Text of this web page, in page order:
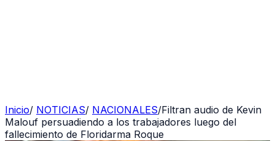
Inicio/ NOTICIAS/ NACIONALES/Filtran audio de Kevin
Malouf persuadiendo a los trabajadores luego del
fallecimiento de Floridarma Roque